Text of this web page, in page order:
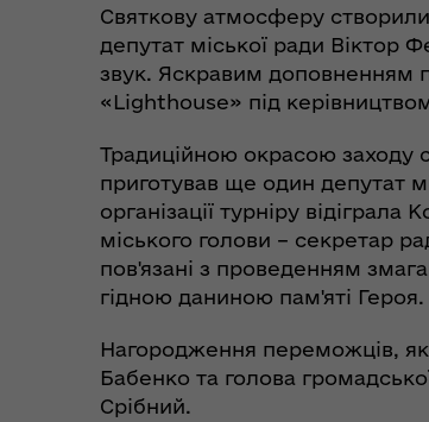
Святкову атмосферу
депутат міської ради Віктор
звук. Яскравим доповненням
«Lighthouse» під
Традиційною окрасою заходу
приготував ще один депутат
організації турніру
міського голови – секретар
пов'язані з проведенням
гідною даниною пам'яті Героя.
Нагородження переможців,
Бабенко та голова
Срібний.